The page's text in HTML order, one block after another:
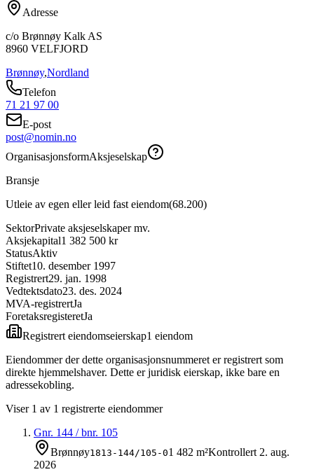
Adresse
c/o Brønnøy Kalk AS
8960 VELFJORD
Brønnøy,Nordland
Telefon
71 21 97 00
E-post
post@nomin.no
OrganisasjonsformAksjeselskap
Bransje
Utleie av egen eller leid fast eiendom(68.200)
SektorPrivate aksjeselskaper mv.
Aksjekapital1 382 500 kr
StatusAktiv
Stiftet10. desember 1997
Registrert29. jan. 1998
Vedtektsdato23. des. 2024
MVA-registrertJa
ForetaksregisteretJa
Registrert eiendomseierskap1 eiendom
Eiendommer der dette organisasjonsnummeret er registrert som
direkte hjemmelshaver. Dette er juridisk eierskap, ikke bare en
adressekobling.
Viser 1 av 1 registrerte eiendommer
Gnr. 144 / bnr. 105
Brønnøy1813-144/105-01 482 m²Kontrollert2. aug.
2026